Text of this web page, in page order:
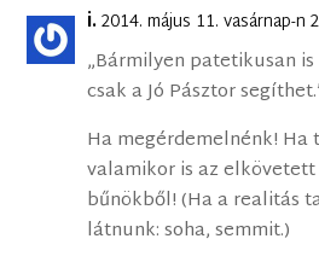
i.2014. május 11. vasárnap-n
„Bármilyen patetikusan
csak a Jó Pásztor
Ha megérdemelnénk!
valamikor is az
bűnökből! (Ha a realitás
látnunk: soha, semmit.)